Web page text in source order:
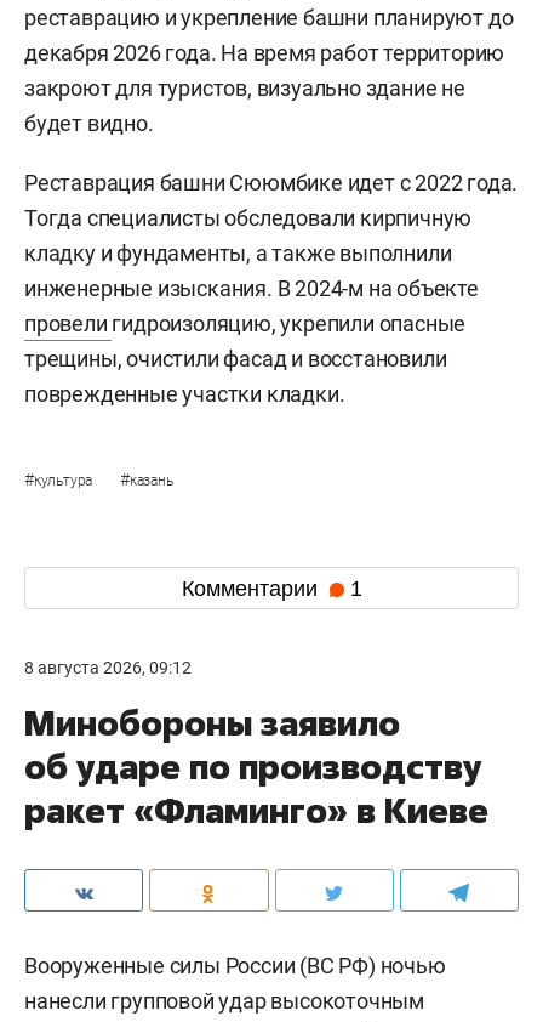
реставрацию и укрепление башни планируют до
декабря 2026 года. На время работ территорию
закроют для туристов, визуально здание не
будет видно.
Реставрация башни Сююмбике идет с 2022 года.
Тогда специалисты обследовали кирпичную
кладку и фундаменты, а также выполнили
инженерные изыскания. В 2024-м на объекте
провели гидроизоляцию, укрепили опасные
трещины, очистили фасад и восстановили
поврежденные участки кладки.
#культура #казань
Комментарии 1
8 августа 2026, 09:12
Минобороны заявило
об ударе по производству
ракет «Фламинго» в Киеве
Вооруженные силы России (ВС РФ) ночью
нанесли групповой удар высокоточным